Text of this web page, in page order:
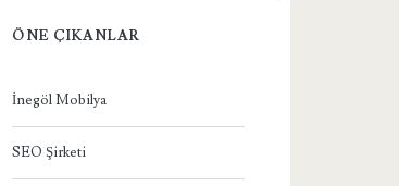
ÖNE ÇIKANLAR
İnegöl Mobilya
SEO Şirketi